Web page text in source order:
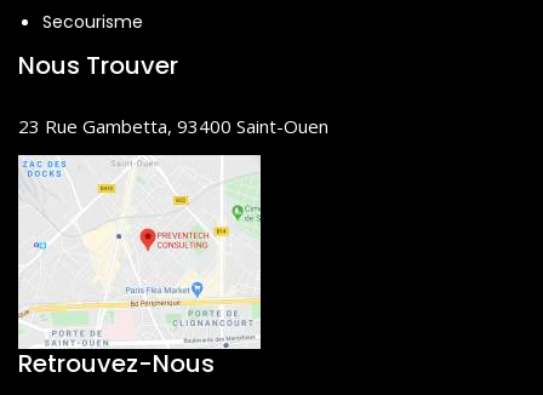
Secourisme
Nous Trouver
23 Rue Gambetta, 93400 Saint-Ouen
Retrouvez-Nous